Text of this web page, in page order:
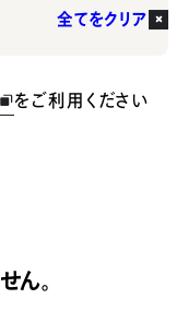
全てをクリア
をご利用ください
ん。